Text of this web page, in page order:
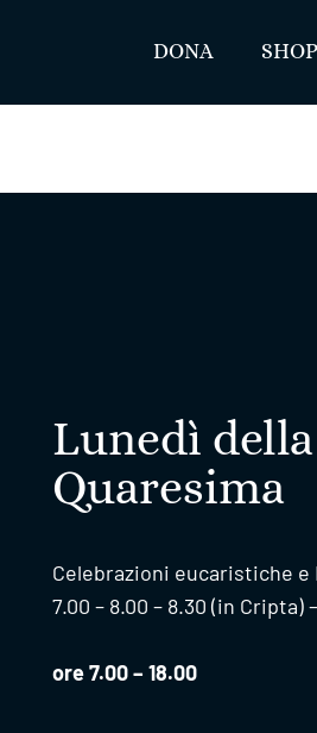
DONA SHOP
Lunedì
Quaresima
Celebrazioni eucaristiche e
7.00 – 8.00 – 8.30 (in Cripta) –
ore 7.00 – 18.00